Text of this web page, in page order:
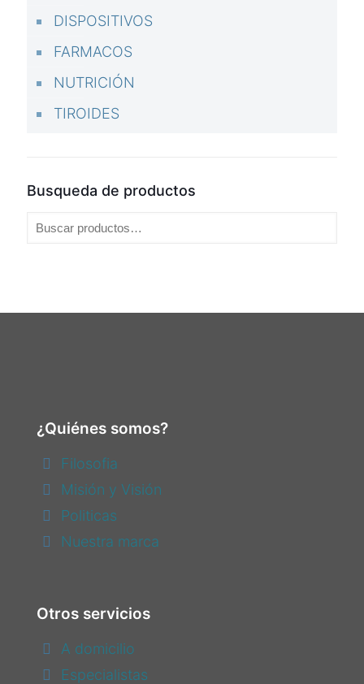
DISPOSITIVOS
FARMACOS
NUTRICIÓN
TIROIDES
Busqueda de productos
¿Quiénes somos?
Filosofia
Misión y Visión
Politicas
Nuestra marca
Otros servicios
A domicilio
Especialistas